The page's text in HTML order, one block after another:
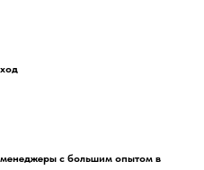
с большим опытом в